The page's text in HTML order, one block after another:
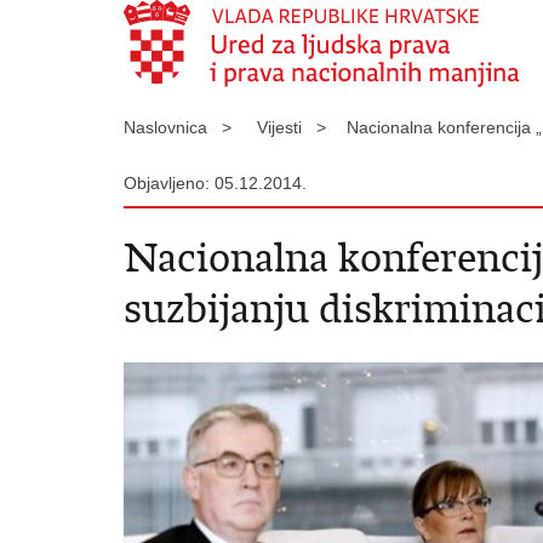
Naslovnica > Vijesti > Nacionalna konferencija
Objavljeno: 05.12.2014.
Nacionalna
suzbijanju